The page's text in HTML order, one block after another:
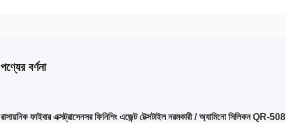
পণ্যের বর্ণনা
রাসায়নিক ফাইবার এক্সট্রাসেনসর ফিনিশিং এজেন্ট টেক্সটাইল নরমকারী / অ্যামিনো সিলিকন QR-508